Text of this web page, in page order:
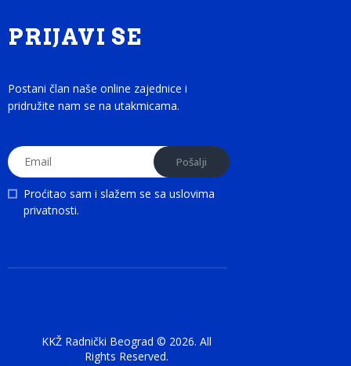
PRIJAVI SE
Postani član naše online zajednice i
pridružite nam se na utakmicama.
Proćitao sam i slažem se sa uslovima
privatnosti.
KKŽ Radnički Beograd © 2026. All
Rights Reserved.